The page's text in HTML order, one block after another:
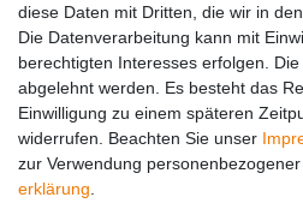
Social Media
diese Daten mit Dritten, die wir in
Die Datenverarbeitung kann mit
berechtigten Interesses erfolgen.
abgelehnt werden. Es besteht das
Einwilligung zu einem späteren
widerrufen. Beachten Sie unser
zur Verwendung
erklärung